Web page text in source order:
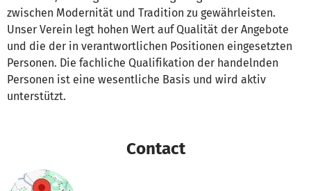
zwischen Modernität und Tradition zu gewährleisten.
Unser Verein legt hohen Wert auf Qualität der Angebote
und die der in verantwortlichen Positionen eingesetzten
Personen. Die fachliche Qualifikation der handelnden
Personen ist eine wesentliche Basis und wird aktiv
unterstützt.
Contact